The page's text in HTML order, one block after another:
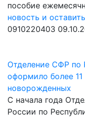
пособие
новость и
0910220403
Отделение СФР по
оформило более
новорожденных
С начала года
России по